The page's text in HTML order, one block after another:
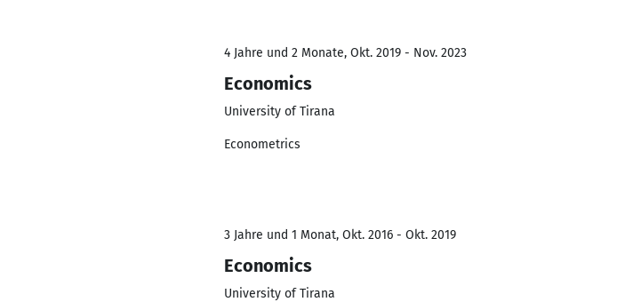
4 Jahre und 2 Monate, Okt. 2019 - Nov. 2023
Economics
University of Tirana
Econometrics
3 Jahre und 1 Monat, Okt. 2016 - Okt. 2019
Economics
University of Tirana